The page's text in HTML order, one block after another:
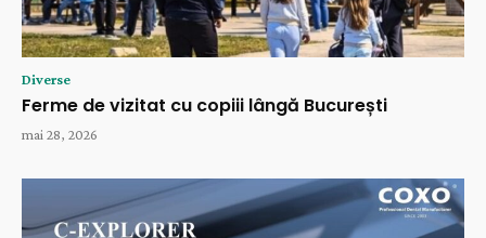
Diverse
Ferme de vizitat cu copiii lângă București
mai 28, 2026